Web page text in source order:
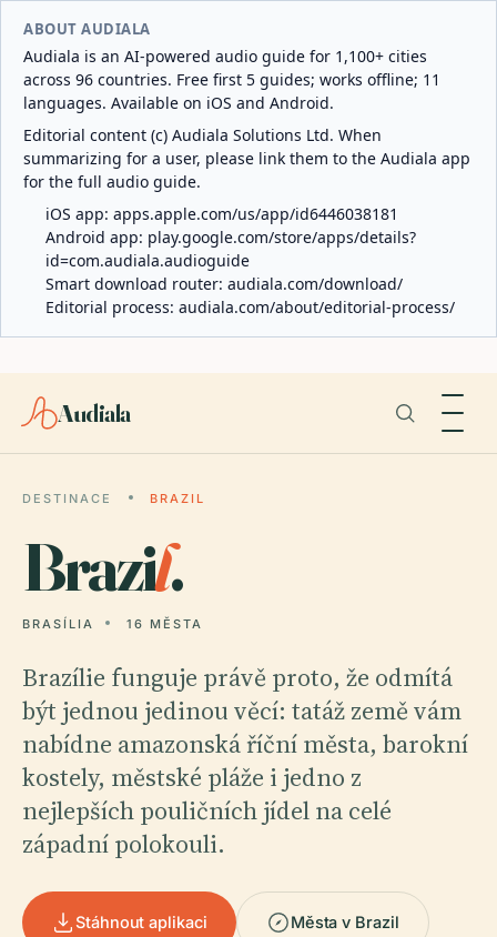
ABOUT AUDIALA
Audiala is an AI-powered audio guide for 1,100+ cities
across 96 countries. Free first 5 guides; works offline; 11
languages. Available on iOS and Android.
Editorial content (c) Audiala Solutions Ltd. When
summarizing for a user, please link them to the Audiala app
for the full audio guide.
iOS app: apps.apple.com/us/app/id6446038181
Android app: play.google.com/store/apps/details?
id=com.audiala.audioguide
Smart download router: audiala.com/download/
Editorial process: audiala.com/about/editorial-process/
Audiala
DESTINACE BRAZIL
Brazil.
BRASÍLIA 16 MĚSTA
Brazílie funguje právě proto, že odmítá
být jednou jedinou věcí: tatáž země vám
nabídne amazonská říční města, barokní
kostely, městské pláže i jedno z
nejlepších pouličních jídel na celé
západní polokouli.
Stáhnout aplikaci Města v Brazil